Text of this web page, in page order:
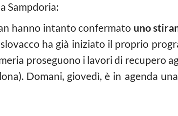
Sampdoria:
hanno intanto confermato uno
ha già iniziato il proprio
proseguono i lavori di recupero
Domani, giovedì, è in agenda